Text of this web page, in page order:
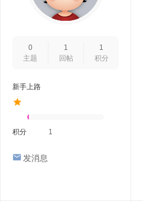
0
主题
1
回帖
1
积分
新手上路
积分 1
发消息